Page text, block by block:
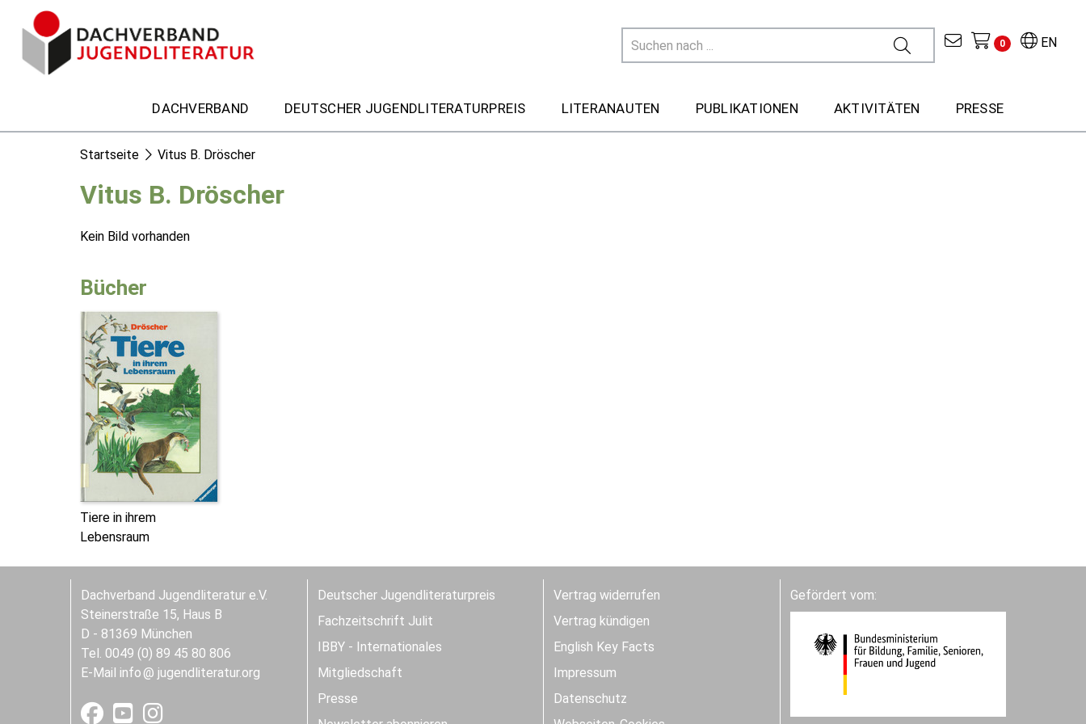
EN
0
DACHVERBAND DEUTSCHER JUGENDLITERATURPREIS LITERANAUTEN PUBLIKATIONEN AKTIVITÄTEN PRESSE
Startseite Vitus B. Dröscher
Vitus B. Dröscher
Kein Bild vorhanden
Bücher
Tiere in ihrem
Lebensraum
Dachverband Jugendliteratur e.V.
Steinerstraße 15, Haus B
D - 81369 München
Tel. 0049 (0) 89 45 80 806
E-Mail info jugendliteratur.org
Deutscher Jugendliteraturpreis
Fachzeitschrift Julit
IBBY - Internationales
Mitgliedschaft
Presse
Vertrag widerrufen
Vertrag kündigen
English Key Facts
Impressum
Datenschutz
Gefördert vom: